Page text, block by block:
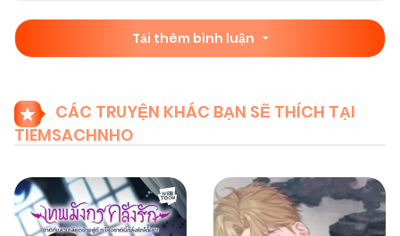
Tải thêm bình luận
CÁC TRUYỆN KHÁC BẠN SẼ THÍCH TẠI
TIEMSACHNHO